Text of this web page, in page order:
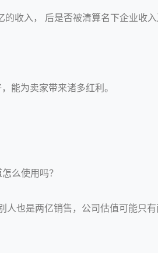
收入， 后是否被清算名下企业收入
能为卖家带来诸多红利。
么使用吗？
也是两亿销售，公司估值可能只